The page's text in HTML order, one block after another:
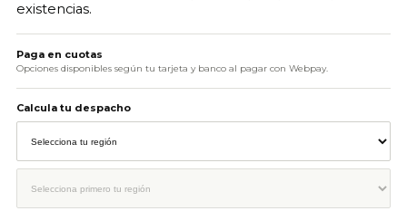
existencias.
Paga en cuotas
Opciones disponibles según tu tarjeta y banco al pagar con Webpay.
Calcula tu despacho